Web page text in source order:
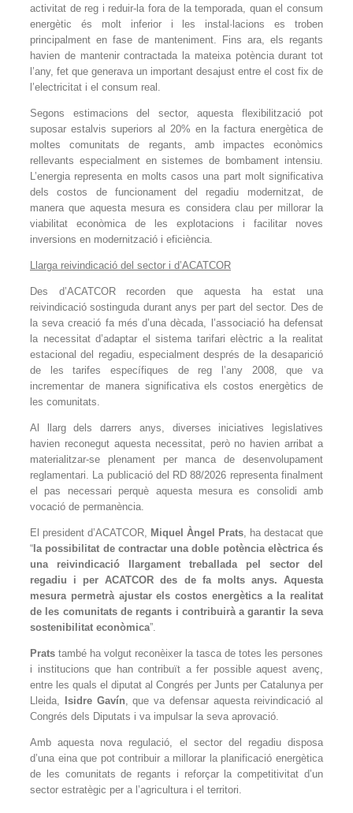
activitat de reg i reduir-la fora de la temporada, quan el consum
energètic és molt inferior i les instal·lacions es troben
principalment en fase de manteniment. Fins ara, els regants
havien de mantenir contractada la mateixa potència durant tot
l’any, fet que generava un important desajust entre el cost fix de
l’electricitat i el consum real.
Segons estimacions del sector, aquesta flexibilització pot
suposar estalvis superiors al 20% en la factura energètica de
moltes comunitats de regants, amb impactes econòmics
rellevants especialment en sistemes de bombament intensiu.
L’energia representa en molts casos una part molt significativa
dels costos de funcionament del regadiu modernitzat, de
manera que aquesta mesura es considera clau per millorar la
viabilitat econòmica de les explotacions i facilitar noves
inversions en modernització i eficiència.
Llarga reivindicació del sector i d’ACATCOR
Des d’ACATCOR recorden que aquesta ha estat una
reivindicació sostinguda durant anys per part del sector. Des de
la seva creació fa més d’una dècada, l’associació ha defensat
la necessitat d’adaptar el sistema tarifari elèctric a la realitat
estacional del regadiu, especialment després de la desaparició
de les tarifes específiques de reg l’any 2008, que va
incrementar de manera significativa els costos energètics de
les comunitats.
Al llarg dels darrers anys, diverses iniciatives legislatives
havien reconegut aquesta necessitat, però no havien arribat a
materialitzar-se plenament per manca de desenvolupament
reglamentari. La publicació del RD 88/2026 representa finalment
el pas necessari perquè aquesta mesura es consolidi amb
vocació de permanència.
El president d’ACATCOR, Miquel Àngel Prats, ha destacat que
“ la possibilitat de contractar una doble potència elèctrica és
una reivindicació llargament treballada pel sector del
regadiu i per ACATCOR des de fa molts anys. Aquesta
mesura permetrà ajustar els costos energètics a la realitat
de les comunitats de regants i contribuirà a garantir la seva
sostenibilitat econòmica”.
Prats també ha volgut reconèixer la tasca de totes les persones
i institucions que han contribuït a fer possible aquest avenç,
entre les quals el diputat al Congrés per Junts per Catalunya per
Lleida,
Isidre Gavín, que va defensar aquesta reivindicació al
Congrés dels Diputats i va impulsar la seva aprovació.
Amb aquesta nova regulació, el sector del regadiu disposa
d’una eina que pot contribuir a millorar la planificació energètica
de les comunitats de regants i reforçar la competitivitat d’un
sector estratègic per a l’agricultura i el territori.